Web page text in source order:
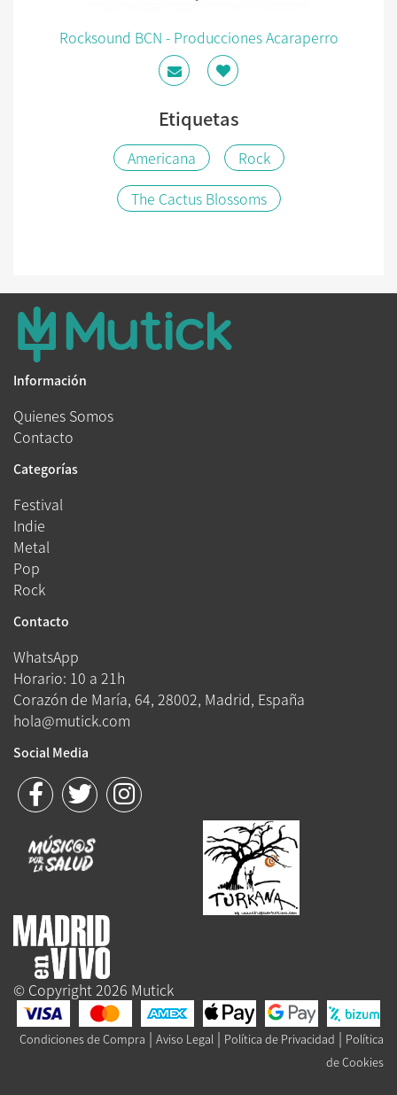
Rocksound BCN - Producciones Acaraperro
Etiquetas
Americana
Rock
The Cactus Blossoms
Información
Quienes Somos
Contacto
Categorías
Festival
Indie
Metal
Pop
Rock
Contacto
WhatsApp
Horario: 10 a 21h
Corazón de María, 64, 28002, Madrid, España
hola@mutick.com
Social Media
© Copyright 2026 Mutick
Condiciones de Compra | Aviso Legal | Política de Privacidad | Política
de Cookies